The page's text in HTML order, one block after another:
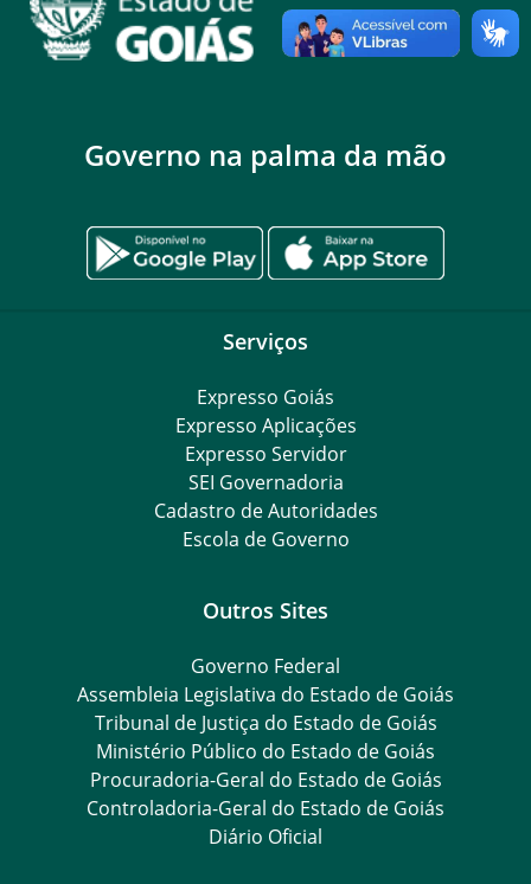
Governo na palma da mão
Serviços
Expresso Goiás
Expresso Aplicações
Expresso Servidor
SEI Governadoria
Cadastro de Autoridades
Escola de Governo
Outros Sites
Governo Federal
Assembleia Legislativa do Estado de Goiás
Tribunal de Justiça do Estado de Goiás
Ministério Público do Estado de Goiás
Procuradoria-Geral do Estado de Goiás
Controladoria-Geral do Estado de Goiás
Diário Oficial